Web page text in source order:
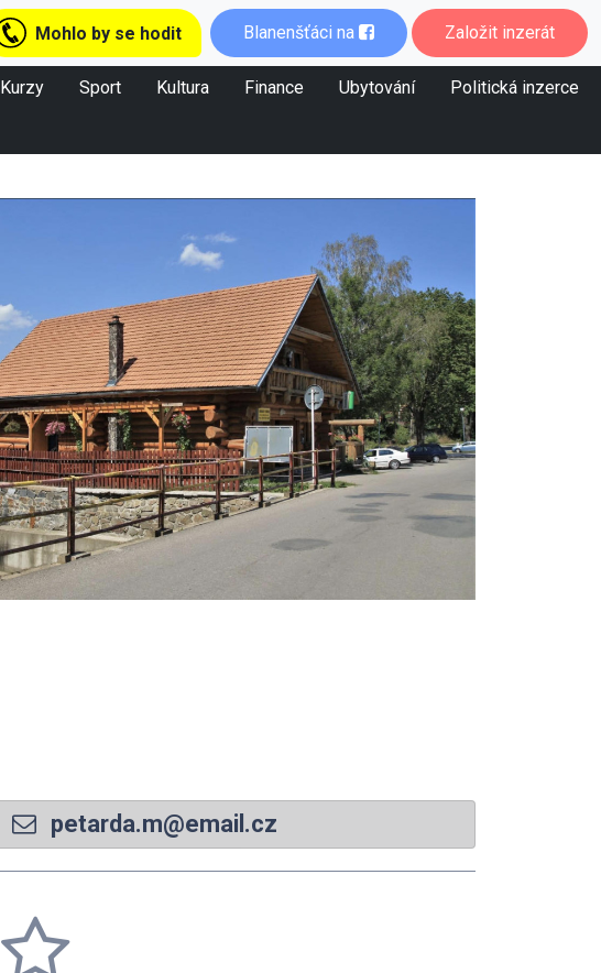
Mohlo by se hodit Blanenšťáci na Založit inzerát
Kurzy Sport Kultura Finance Ubytování Politická inzerce
petarda.m@email.cz